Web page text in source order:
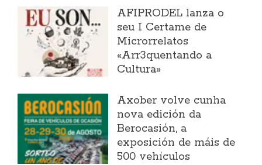
AFIPRODEL lanza o
seu I Certame de
Microrrelatos
«Arr3quentando a
Cultura»
Axober volve cunha
nova edición da
Berocasión, a
exposición de máis de
500 vehículos